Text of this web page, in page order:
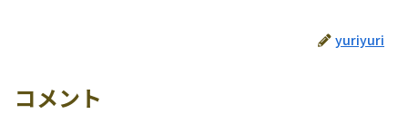
yuriyuri
コメント